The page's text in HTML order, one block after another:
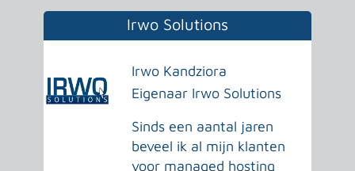
Irwo Solutions
Irwo Kandziora
Eigenaar Irwo Solutions
Sinds een aantal jaren
beveel ik al mijn klanten
voor managed hosting